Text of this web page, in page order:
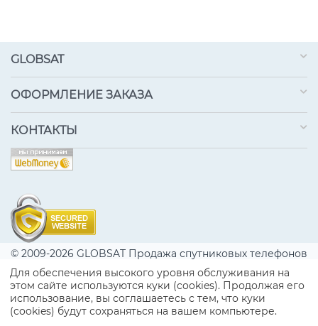
GLOBSAT
ОФОРМЛЕНИЕ ЗАКАЗА
КОНТАКТЫ
© 2009-2026 GLOBSAT Продажа спутниковых телефонов
Iridium, спутниковых терминалов IRIDIUM и INMARSAT,
спутниковых телефонов Thuraya. Подключение к
спутниковым сетям IRIDIUM, INMARSAT. Сервисное
обслуживание. Поддержка.
Для обеспечения высокого уровня обслуживания на
этом сайте используются куки (cookies). Продолжая его
использование, вы соглашаетесь с тем, что куки
(cookies) будут сохраняться на вашем компьютере.